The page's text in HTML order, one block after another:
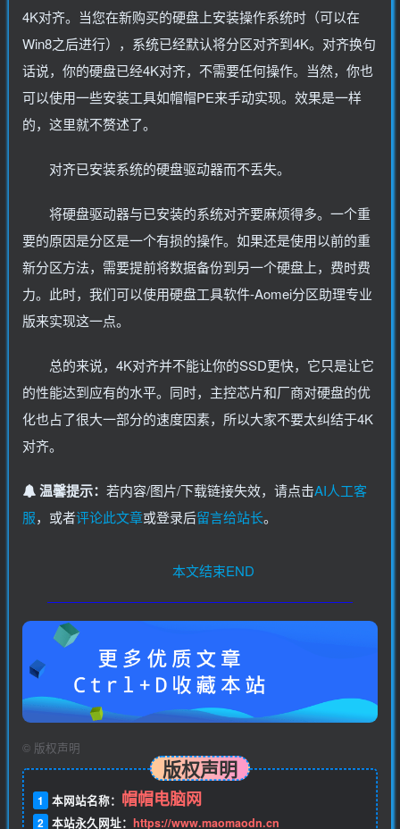
4K对齐。当您在新购买的硬盘上安装操作系统时（可以在
Win8之后进行），系统已经默认将分区对齐到4K。对齐换句
话说，你的硬盘已经4K对齐，不需要任何操作。当然，你也
可以使用一些安装工具如帽帽PE来手动实现。效果是一样
的，这里就不赘述了。
对齐已安装系统的硬盘驱动器而不丢失。
将硬盘驱动器与已安装的系统对齐要麻烦得多。一个重
要的原因是分区是一个有损的操作。如果还是使用以前的重
新分区方法，需要提前将数据备份到另一个硬盘上，费时费
力。此时，我们可以使用硬盘工具软件-Aomei分区助理专业
版来实现这一点。
总的来说，4K对齐并不能让你的SSD更快，它只是让它
的性能达到应有的水平。同时，主控芯片和厂商对硬盘的优
化也占了很大一部分的速度因素，所以大家不要太纠结于4K
对齐。
温馨提示： 若内容/图片/下载链接失效，请点击AI人工客
服，或者评论此文章或登录后留言给站长。
本文结束END
© 版权声明
版权声明
1 本网站名称： 帽帽电脑网
2 本站永久网址： https://www.maomaodn.cn